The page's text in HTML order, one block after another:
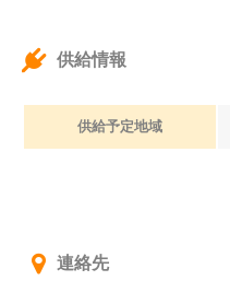
供給情報
供給予定地域
連絡先